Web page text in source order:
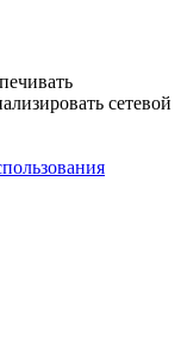
сетевой